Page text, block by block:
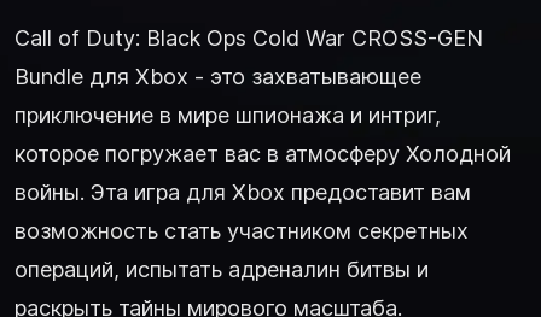
Call of Duty: Black Ops Cold War CROSS-GEN
Bundle для Xbox - это захватывающее
приключение в мире шпионажа и интриг,
которое погружает вас в атмосферу Холодной
войны. Эта игра для Xbox предоставит вам
возможность стать участником секретных
операций, испытать адреналин битвы и
раскрыть тайны мирового масштаба.